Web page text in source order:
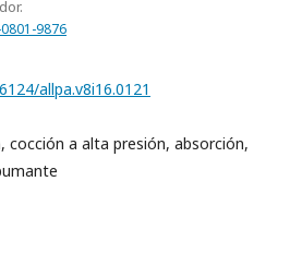
9876
allpa.v8i16.0121
cocción a alta presión, absorción,